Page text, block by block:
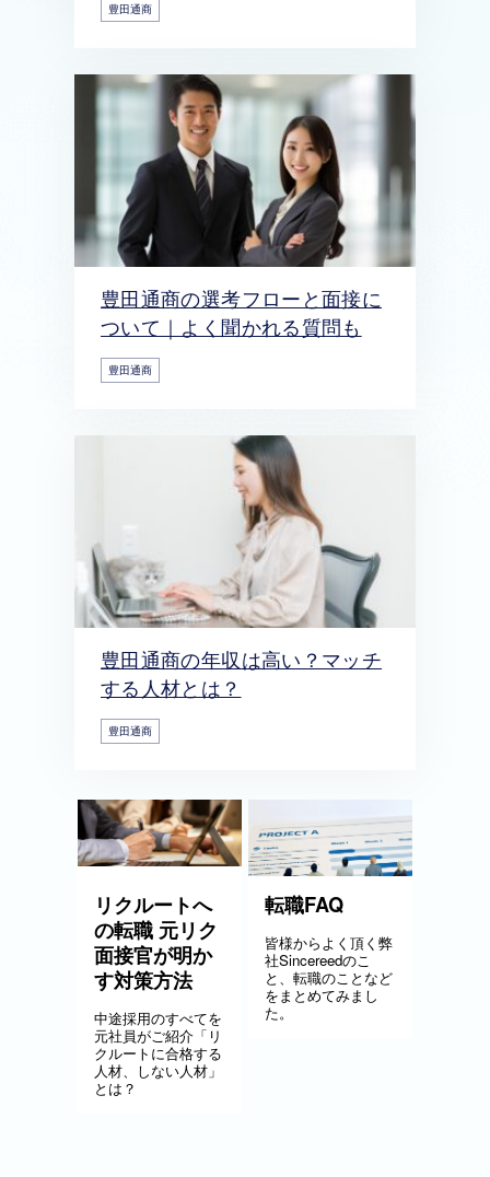
豊田通商
豊田通商の選考フローと面接に
ついて｜よく聞かれる質問も
豊田通商
豊田通商の年収は高い？マッチ
する人材とは？
豊田通商
リクルートへ
の転職 元リク
面接官が明か
す対策方法
中途採用のすべてを
元社員がご紹介「リ
クルートに合格する
人材、しない人材」
とは？
転職FAQ
皆様からよく頂く弊
社Sincereedのこ
と、転職のことなど
をまとめてみまし
た。